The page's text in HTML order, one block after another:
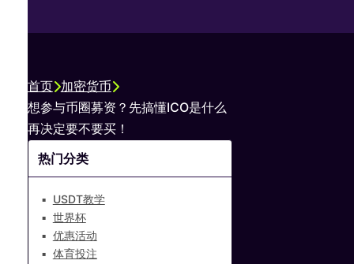
首页 加密货币
想参与币圈募资？先搞懂ICO是什么
再决定要不要买！
热门分类
USDT教学
世界杯
优惠活动
体育投注